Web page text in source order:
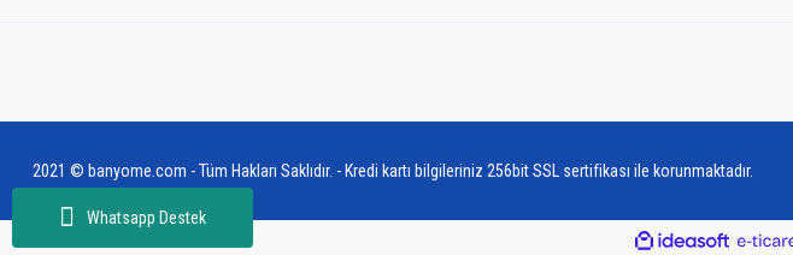
Whatsapp Destek
2021 © banyome.com - Tüm Hakları Saklıdır. - Kredi kartı bilgileriniz 256bit SSL sertifikası ile korunmaktadır.
ideasoft